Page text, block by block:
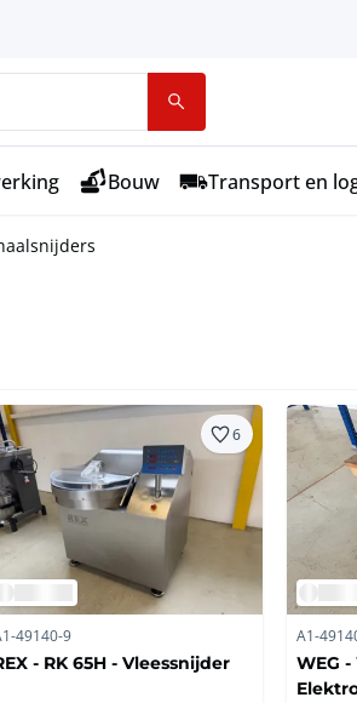
Bouw Transport en
6
49140-9
- RK 65H - Vleessnijder
A1-
WEG